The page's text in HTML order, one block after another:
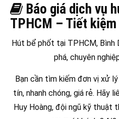
Báo giá dịch vụ
TPHCM – Tiết
Hút bể phốt tại TPHCM, Bình
phá, chuyên
Bạn cần tìm kiếm đơn vị xử
tín, nhanh chóng, giá rẻ. Hãy
Huy Hoàng, đội ngũ kỹ thuật